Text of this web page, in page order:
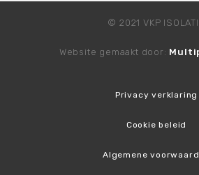
© 2021 VKP
Website gemaakt door:
Privacy verklaring
Cookie beleid
Algemene